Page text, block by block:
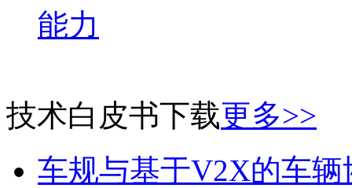
能力
技术白皮书下载更多>>
车规与基于V2X的车